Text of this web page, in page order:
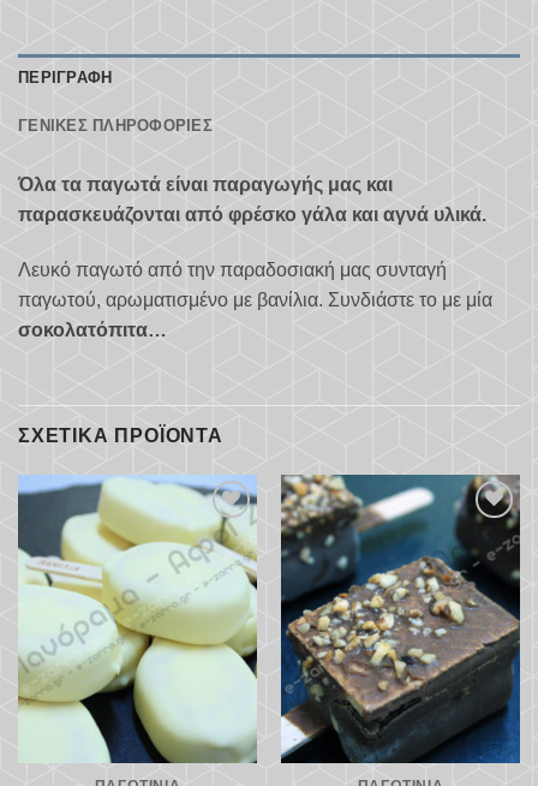
ΠΕΡΙΓΡΑΦΉ
ΓΕΝΙΚΈΣ ΠΛΗΡΟΦΟΡΊΕΣ
Όλα τα παγωτά είναι παραγωγής μας και
παρασκευάζονται από φρέσκο γάλα και αγνά υλικά.
Λευκό παγωτό από την παραδοσιακή μας συνταγή
παγωτού, αρωματισμένο με βανίλια. Συνδιάστε το με μία
σοκολατόπιτα…
ΣΧΕΤΙΚΆ ΠΡΟΪΌΝΤΑ
Προσθήκη
στα
αγαπημένα
Προσθήκη
στα
αγαπημένα